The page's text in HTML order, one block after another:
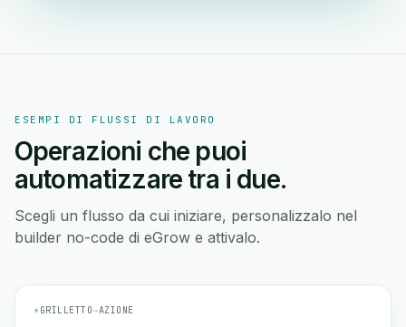
ESEMPI DI FLUSSI DI LAVORO
Operazioni che puoi
automatizzare tra i due.
Scegli un flusso da cui iniziare, personalizzalo nel
builder no-code di eGrow e attivalo.
⚡ GRILLETTO→AZIONE